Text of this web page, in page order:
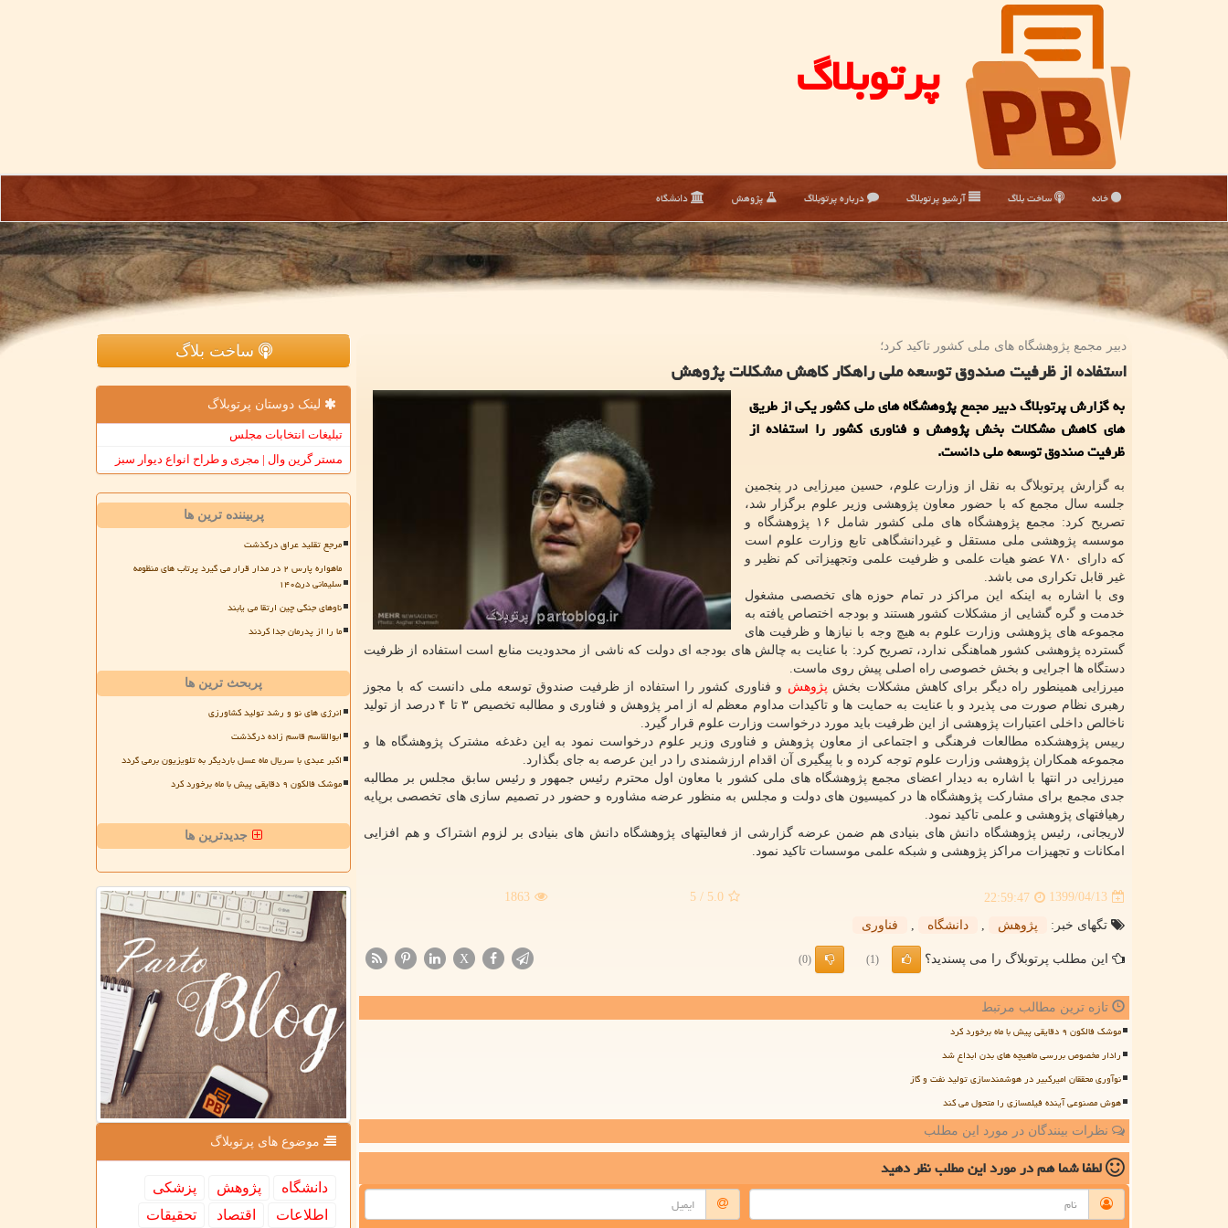
پرتوبلاگ
خانه ساخت بلاگ آرشیو پرتوبلاگ درباره پرتوبلاگ پژوهش دانشگاه
دبیر مجمع پژوهشگاه های ملی كشور تاكید كرد؛
استفاده از ظرفیت صندوق توسعه ملی راهكار كاهش مشكلات پژوهش
به گزارش پرتوبلاگ دبیر مجمع پژوهشگاه های ملی كشور یكی از طریق
های كاهش مشكلات بخش پژوهش و فناوری كشور را استفاده از
ظرفیت صندوق توسعه ملی دانست.
به گزارش پرتوبلاگ به نقل از وزارت علوم، حسین میرزایی در پنجمین
جلسه سال مجمع که با حضور معاون پژوهشی وزیر علوم برگزار شد،
تصریح کرد: مجمع پژوهشگاه های ملی کشور شامل ۱۶ پژوهشگاه و
موسسه پژوهشی ملی مستقل و غیردانشگاهی تابع وزارت علوم است
که دارای ۷۸۰ عضو هیات علمی و ظرفیت علمی وتجهیزاتی کم نظیر و
غیر قابل تکراری می باشد.
وی با اشاره به اینکه این مراکز در تمام حوزه های تخصصی مشغول
خدمت و گره گشایی از مشکلات کشور هستند و بودجه اختصاص یافته به
مجموعه های پژوهشی وزارت علوم به هیچ وجه با نیازها و ظرفیت های
گسترده پژوهشی کشور هماهنگی ندارد، تصریح کرد: با عنایت به چالش های بودجه ای دولت که ناشی از محدودیت منابع است استفاده از ظرفیت
دستگاه ها اجرایی و بخش خصوصی راه اصلی پیش روی ماست.
میرزایی همینطور راه دیگر برای کاهش مشکلات بخش پژوهش و فناوری کشور را استفاده از ظرفیت صندوق توسعه ملی دانست که با مجوز
رهبری نظام صورت می پذیرد و با عنایت به حمایت ها و تاکیدات مداوم معظم له از امر پژوهش و فناوری و مطالبه تخصیص ۳ تا ۴ درصد از تولید
ناخالص داخلی اعتبارات پژوهشی از این ظرفیت باید مورد درخواست وزارت علوم قرار گیرد.
رییس پژوهشکده مطالعات فرهنگی و اجتماعی از معاون پژوهش و فناوری وزیر علوم درخواست نمود به این دغدغه مشترک پژوهشگاه ها و
مجموعه همکاران پژوهشی وزارت علوم توجه کرده و با پیگیری آن اقدام ارزشمندی را در این عرصه به جای بگذارد.
میرزایی در انتها با اشاره به دیدار اعضای مجمع پژوهشگاه های ملی کشور با معاون اول محترم رئیس جمهور و رئیس سابق مجلس بر مطالبه
جدی مجمع برای مشارکت پژوهشگاه ها در کمیسیون های دولت و مجلس به منظور عرضه مشاوره و حضور در تصمیم سازی های تخصصی برپایه
رهیافتهای پژوهشی و علمی تاکید نمود.
لاریجانی، رئیس پژوهشگاه دانش های بنیادی هم ضمن عرضه گزارشی از فعالیتهای پژوهشگاه دانش های بنیادی بر لزوم اشتراک و هم افزایی
امکانات و تجهیزات مراکز پژوهشی و شبکه علمی موسسات تاکید نمود.
1399/04/13
22:59:47
5.0
/ 5
1863
تگهای خبر: پژوهش , دانشگاه , فناوری
این مطلب پرتوبلاگ را می پسندید؟ (1)
(0)
X
تازه ترین مطالب مرتبط
موشک فالکون ۹ دقایقی پیش با ماه برخورد کرد
رادار مخصوص بررسی ماهیچه های بدن ابداع شد
نوآوری محققان امیرکبیر در هوشمندسازی تولید نفت و گاز
هوش مصنوعی آینده فیلمسازی را متحول می کند
نظرات بینندگان در مورد این مطلب
لطفا شما همدر مورد این مطلبنظر دهید
ساخت بلاگ
لینک دوستان پرتوبلاگ
تبلیغات انتخابات مجلس
مستر گرین وال | مجری و طراح انواع دیوار سبز
پربیننده ترین ها
مرجع تقلید عراق درگذشت
ماهواره پارس ۲ در مدار قرار می گیرد پرتاب های منظومه
سلیمانی در۱۴۰۵
ناوهای جنگی چین ارتقا می یابند
ما را از پدرمان جدا کردند
پربحث ترین ها
انرژی های نو و رشد تولید کشاورزی
ابوالقاسم قاسم زاده درگذشت
اکبر عبدی با سریال ماه عسل باردیگر به تلویزیون برمی گردد
موشک فالکون ۹ دقایقی پیش با ماه برخورد کرد
جدیدترین ها
موضوع های پرتوبلاگ
دانشگاه پژوهش
پزشكی
اطلاعات
اقتصاد تحقیقات